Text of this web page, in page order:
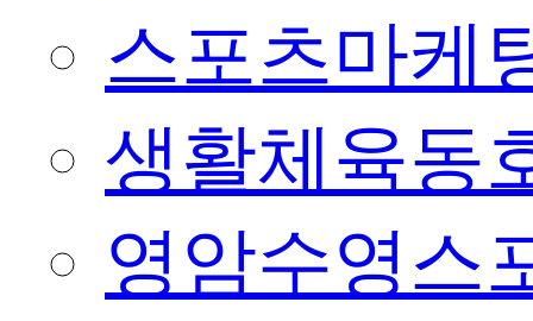
스포츠마케
생활체육동
영암수영스